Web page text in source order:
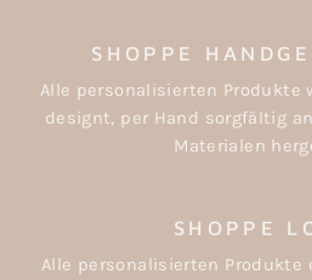
SHOPPE
Alle personalisierten Produkte
designt, per Hand sorgfältig
Materialen
SHOPPE
Alle personalisierten